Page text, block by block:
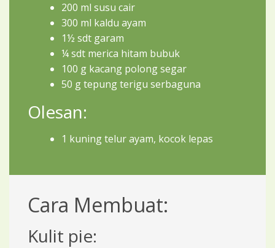
200 ml susu cair
300 ml kaldu ayam
1½ sdt garam
¼ sdt merica hitam bubuk
100 g kacang polong segar
50 g tepung terigu serbaguna
Olesan:
1 kuning telur ayam, kocok lepas
Cara Membuat:
Kulit pie: